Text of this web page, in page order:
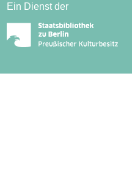
Ein Dienst der